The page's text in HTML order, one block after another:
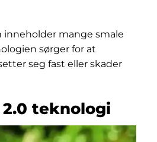
mange smale
sørger for at
seg fast eller skader
teknologi